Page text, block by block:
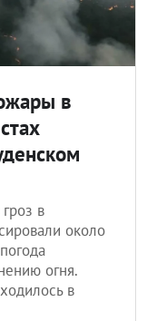
в
в
около
огня.
в